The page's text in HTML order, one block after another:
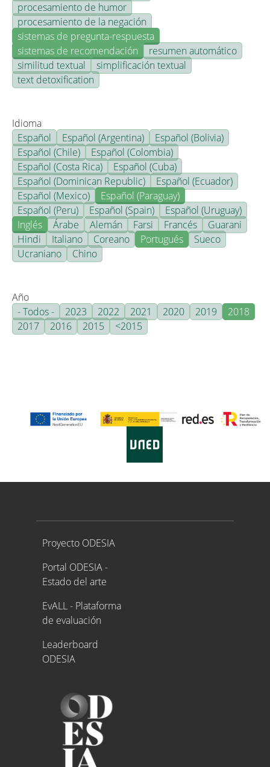
procesamiento de humor
procesamiento de la negación
sistemas de pregunta-respuesta
sistemas de recomendación
resumen automático
similitud textual
simplificación textual
text detoxification
Idioma
Español
Español (Argentina)
Español (Bolivia)
Español (Chile)
Español (Colombia)
Español (Costa Rica)
Español (Cuba)
Español (Dominican Republic)
Español (Ecuador)
Español (Mexico)
Español (Paraguay)
Español (Peru)
Español (Spain)
Español (Uruguay)
Inglés
Árabe Alemán Farsi Francés
Guarani
Hindi
Italiano Coreano Portugués
Sueco
Ucraniano
Chino
Año
- Todos -
2023 2022 2021 2020 2019
2018
2017
2016 2015 <2015
Proyecto ODESIA
Proyecto ODESIA
Portal ODESIA -
Estado del arte
EvALL - Plataforma
de evaluación
Leaderboard
ODESIA